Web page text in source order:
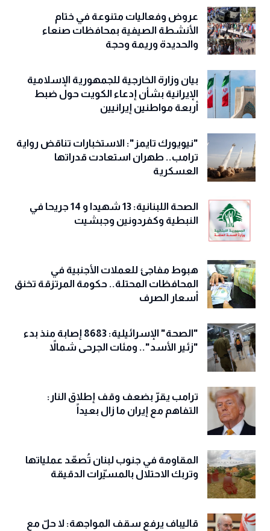
عروض وفعاليات متنوعة في ختام
الأنشطة الصيفية بمحافظات صنعاء
والحديدة وريمة وحجة
‏بيان وزارة الخارجية للجمهورية الإسلامية
الإيرانية بشأن إدعاء الكويت حول ضبط
أربعة مواطنين إيرانيين
"نيويورك تايمز": الاستخبارات تناقض رواية
ترامب.. طهران استعادت قدراتها
العسكرية
الصحة اللبنانية: 13 شهيدا و 14 جريحا في
النبطية وكفردونين وجبشيت
هبوط مفاجئ للعملات الأجنبية في
المحافظات المحتلة.. حكومة المرتزقة تخنق
أسعار الصرف
"الصحة" الإسرائيلية: 8683 إصابة منذ بدء
"زئير الأسد".. ومئات الجرحى شمالاً
ترامب يقرّ بضعف وقف إطلاق النار:
التفاهم مع إيران ما زال بعيداً
المقاومة في جنوب لبنان تُصعّد عملياتها
وتربك الاحتلال بالمسيّرات الدقيقة
قاليباف يرفع سقف المواجهة: لا حلّ مع